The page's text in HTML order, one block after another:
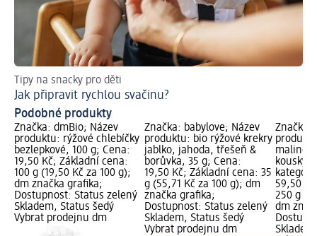
Tipy na snacky pro děti
Jak připravit rychlou svačinu?
Podobné produkty
Značka: dmBio; Název
produktu: rýžové chlebíčky
bezlepkové, 100 g; Cena:
19,50 Kč; Základní cena:
100 g (19,50 Kč za 100 g);
dm značka grafika;
Dostupnost: Status zelený
Skladem, Status šedý
Vybrat prodejnu dm
Značka: babylove; Název
produktu: bio rýžové krekry
jablko, jahoda, třešeň &
borůvka, 35 g; Cena:
19,50 Kč; Základní cena: 35
g (55,71 Kč za 100 g); dm
značka grafika;
Dostupnost: Status zelený
Skladem, Status šedý
Vybrat prodejnu dm
Značka:
kousky
59,50
250 g
dm